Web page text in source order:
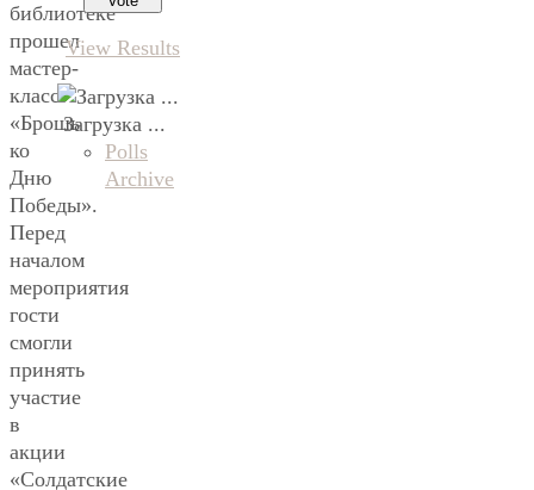
библиотеке
прошел
мастер-
класс
«Брошь
ко
Дню
Победы».
Перед
началом
мероприятия
гости
смогли
принять
участие
в
акции
«Солдатские
View Results
Загрузка ...
Polls
Archive